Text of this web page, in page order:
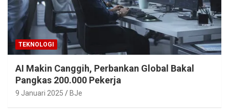
TEKNOLOGI
AI Makin Canggih, Perbankan Global Bakal
Pangkas 200.000 Pekerja
9 Januari 2025 BJe